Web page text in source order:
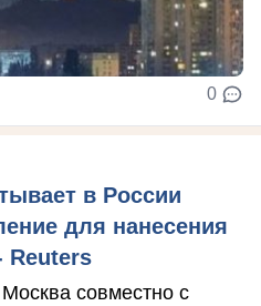
0
в России
для нанесения
Reuters
совместно с